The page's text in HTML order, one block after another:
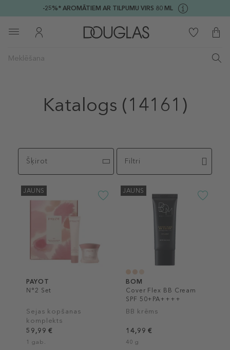
-25%* AROMĀTIEM AR TILPUMU VIRS 80 ML
Katalogs (14161)
Šķirot Filtri
JAUNS
PAYOT
N°2 Set
Sejas kopšanas
komplekts
59,99 €
1 gab.
JAUNS
BOM
Cover Flex BB Cream
SPF 50+PA++++
BB krēms
14,99 €
40 g